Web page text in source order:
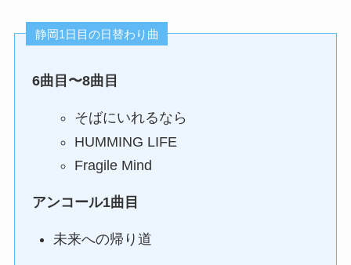
静岡1日目の日替わり曲
6曲目〜8曲目
そばにいれるなら
HUMMING LIFE
Fragile Mind
アンコール1曲目
未来への帰り道